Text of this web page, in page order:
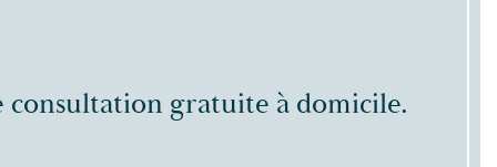
consultation gratuite à domicile.